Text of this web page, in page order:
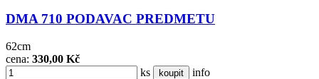
DMA 710 PODAVAC PREDMETU
62cm
cena: 330,00 Kč
ks
koupit
info